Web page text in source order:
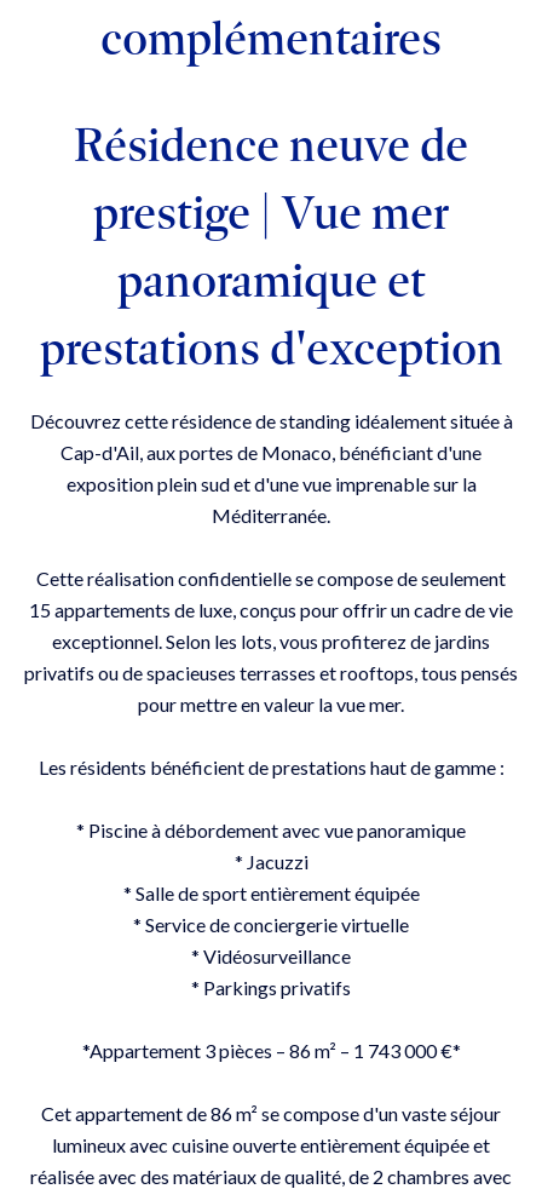
complémentaires
Résidence neuve de
prestige | Vue mer
panoramique et
prestations d'exception
Découvrez cette résidence de standing idéalement située à
Cap-d'Ail, aux portes de Monaco, bénéficiant d'une
exposition plein sud et d'une vue imprenable sur la
Méditerranée.
Cette réalisation confidentielle se compose de seulement
15 appartements de luxe, conçus pour offrir un cadre de vie
exceptionnel. Selon les lots, vous profiterez de jardins
privatifs ou de spacieuses terrasses et rooftops, tous pensés
pour mettre en valeur la vue mer.
Les résidents bénéficient de prestations haut de gamme :
* Piscine à débordement avec vue panoramique
* Jacuzzi
* Salle de sport entièrement équipée
* Service de conciergerie virtuelle
* Vidéosurveillance
* Parkings privatifs
*Appartement 3 pièces – 86 m² – 1 743 000 €*
Cet appartement de 86 m² se compose d'un vaste séjour
lumineux avec cuisine ouverte entièrement équipée et
réalisée avec des matériaux de qualité, de 2 chambres avec